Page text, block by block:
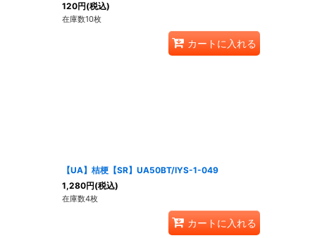
120円(税込)
在庫数10枚
カートに入れる
【UA】桔梗【SR】UA50BT/IYS-1-049
1,280円(税込)
在庫数4枚
カートに入れる